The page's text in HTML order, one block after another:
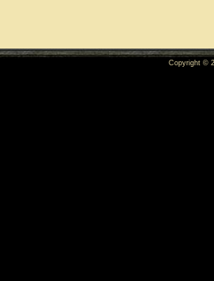
Copyright ©